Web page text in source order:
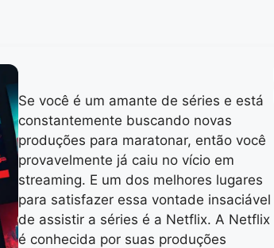
Se você é um amante de séries e está
constantemente buscando novas
produções para maratonar, então você
provavelmente já caiu no vício em
streaming. E um dos melhores lugares
para satisfazer essa vontade insaciável
de assistir a séries é a Netflix. A Netflix
é conhecida por suas produções